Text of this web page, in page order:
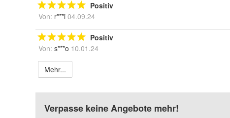
Positiv
Von: r***i 04.09.24
Positiv
Von: s***o 10.01.24
Mehr...
Verpasse keine Angebote mehr!